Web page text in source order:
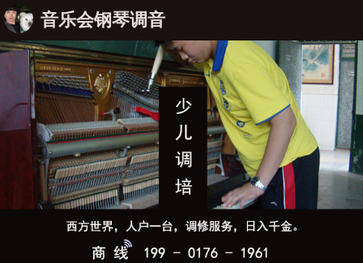
音乐会钢琴调音